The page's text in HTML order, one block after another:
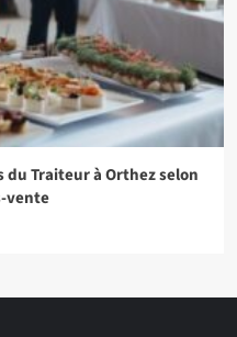
Traiteur à Orthez selon
vente